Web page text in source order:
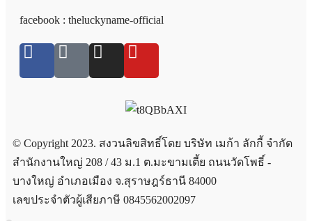
facebook : theluckyname-official
© Copyright 2023. สงวนลิขสิทธิ์โดย บริษัท เมก้า ลักกี้ จำกัด
สำนักงานใหญ่ 208 / 43 ม.1 ต.มะขามเตี้ย ถนนวัดโพธิ์ -
บางใหญ่ อำเภอเมือง จ.สุราษฎร์ธานี 84000
เลขประจำตัวผู้เสียภาษี 0845562002097